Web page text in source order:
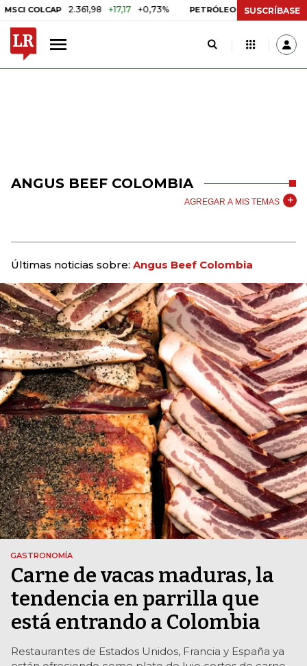
COLCAP 2.361,98 +17,17 +0,73% PETRÓLEO WTI US$ 75,09 -
SUSCRÍBASE
ANGUS BEEF COLOMBIA
AGREGAR A MIS TEMAS
Últimas noticias sobre: Angus Beef Colombia
GASTRONOMÍA
Carne de vacas maduras, la
tendencia en parrilla que
está entrando a Colombia
Restaurantes de Estados Unidos, Francia y España ya